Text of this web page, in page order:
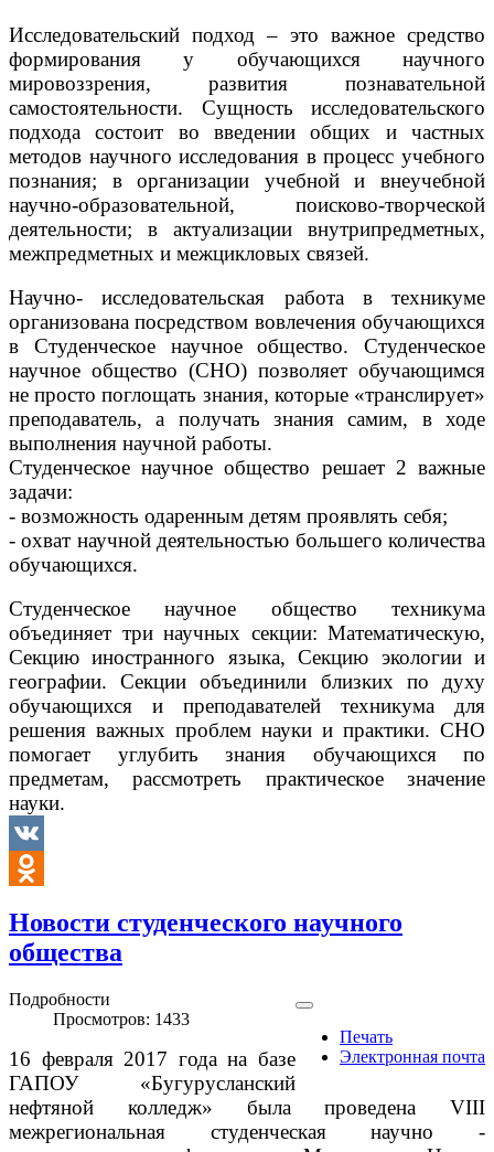
Исследовательский подход – это важное средство
формирования у обучающихся научного
мировоззрения, развития познавательной
самостоятельности. Сущность исследовательского
подхода состоит во введении общих и частных
методов научного исследования в процесс учебного
познания; в организации учебной и внеучебной
научно-образовательной, поисково-творческой
деятельности; в актуализации внутрипредметных,
межпредметных и межцикловых связей.
Научно- исследовательская работа в техникуме
организована посредством вовлечения обучающихся
в Студенческое научное общество. Студенческое
научное общество (СНО) позволяет обучающимся
не просто поглощать знания, которые «транслирует»
преподаватель, а получать знания самим, в ходе
выполнения научной работы.
Студенческое научное общество решает 2 важные
задачи:
- возможность одаренным детям проявлять себя;
- охват научной деятельностью большего количества
обучающихся.
Студенческое научное общество техникума
объединяет три научных секции: Математическую,
Секцию иностранного языка, Секцию экологии и
географии. Секции объединили близких по духу
обучающихся и преподавателей техникума для
решения важных проблем науки и практики. СНО
помогает углубить знания обучающихся по
предметам, рассмотреть практическое значение
науки.
VK
Новости студенческого научного
общества
Печать
Электронная почта
Подробности
Просмотров: 1433
16 февраля 2017 года на базе
ГАПОУ «Бугурусланский
нефтяной колледж» была проведена VIII
межрегиональная студенческая научно -